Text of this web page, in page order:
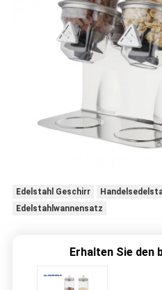
Edelstahl Geschirr
Edelstahlwannensatz
Erhalten Sie den